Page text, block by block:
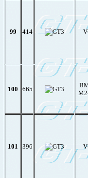
99 414
100 665
101 396